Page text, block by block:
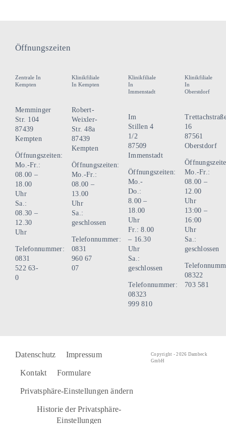
Öffnungszeiten
Zentrale In
Kempten
Memminger
Str. 104
87439
Kempten
Öffnungszeiten:
Mo.-Fr.:
08.00 –
18.00
Uhr
Sa.:
08.30 –
12.30
Uhr
Telefonnummer:
0831
522 63-
0
Klinikfiliale
In Kempten
Robert-
Weixler-
Str. 48a
87439
Kempten
Öffnungszeiten:
Mo.-Fr.:
08.00 –
13.00
Uhr
Sa.:
geschlossen
Telefonnummer:
0831
960 67
07
Klinikfiliale
In
Immenstadt
Im
Stillen 4
1/2
87509
Immenstadt
Öffnungszeiten:
Mo.-
Do.:
8.00 –
18.00
Uhr
Fr.: 8.00
– 16.30
Uhr
Sa.:
geschlossen
Telefonnummer:
08323
999 810
Klinikfiliale
In
Oberstdorf
16
87561
Oberstdorf
Mo.-Fr.:
08.00 –
12.00
Uhr
13:00 –
16:00
Uhr
Sa.:
geschlossen
08322
703 581
Datenschutz Impressum
Kontakt Formulare
Privatsphäre-Einstellungen ändern
Historie der Privatsphäre-
Einstellungen
Copyright - 2026 Dambeck
GmbH